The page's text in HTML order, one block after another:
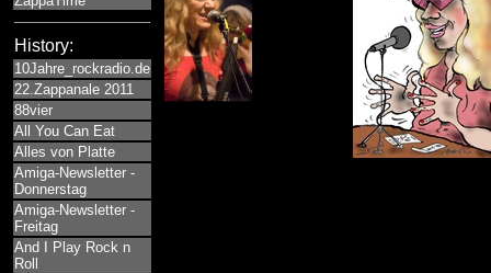
History:
10Jahre_rockradio.de
22.Zappanale 2011
88vier
All You Can Eat
Alles von Platte
Amiga-Newsletter -
Donnerstag
Amiga-Newsletter -
Freitag
And I Play Rock n
Roll